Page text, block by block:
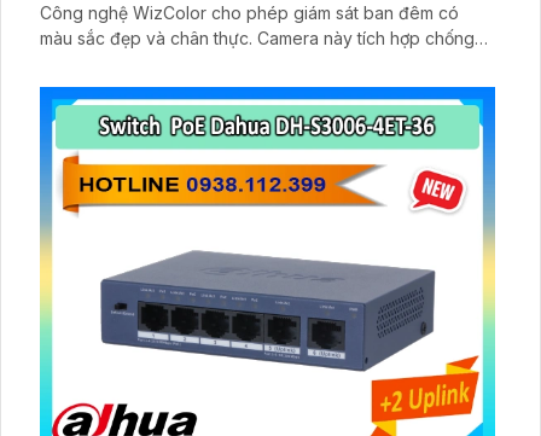
Công nghệ WizColor cho phép giám sát ban đêm có
màu sắc đẹp và chân thực. Camera này tích hợp chống
hình ảnh tối ưu